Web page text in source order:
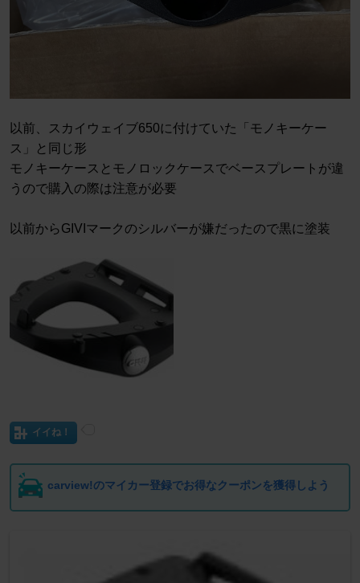
以前、スカイウェイブ650に付けていた「モノキーケー
ス」と同じ形
モノキーケースとモノロックケースでベースプレートが違
うので購入の際は注意が必要
以前からGIVIマークのシルバーが嫌だったので黒に塗装
イイね！
carview!のマイカー登録でお得なクーポンを獲得しよう